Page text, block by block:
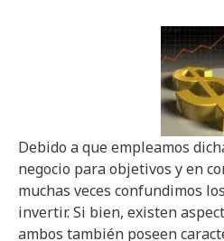
Debido a que empleamos
negocio para objetivos y en
muchas veces confundimos
invertir. Si bien, existen
ambos también poseen